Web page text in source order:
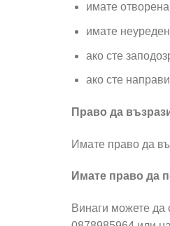
имате
имате
ако сте
ако сте
Право да
Имате право да
Имате право да
Винаги можете да